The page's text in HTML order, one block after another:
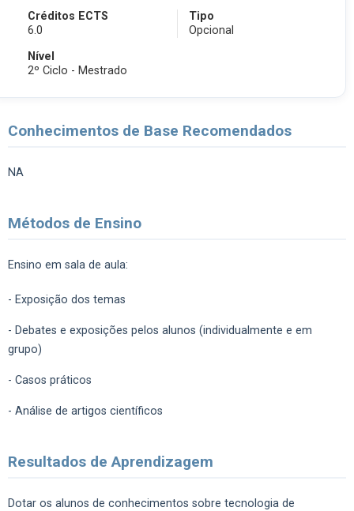
Créditos ECTS
6.0
Tipo
Opcional
Nível
2º Ciclo - Mestrado
Conhecimentos de Base Recomendados
NA
Métodos de Ensino
Ensino em sala de aula:
- Exposição dos temas
- Debates e exposições pelos alunos (individualmente e em
grupo)
- Casos práticos
- Análise de artigos científicos
Resultados de Aprendizagem
Dotar os alunos de conhecimentos sobre tecnologia de